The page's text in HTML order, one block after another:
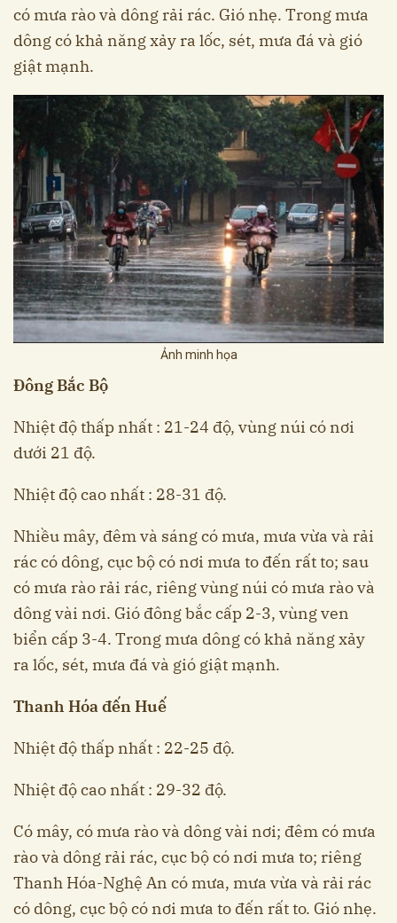
có mưa rào và dông rải rác. Gió nhẹ. Trong mưa
dông có khả năng xảy ra lốc, sét, mưa đá và gió
giật mạnh.
Ảnh minh họa
Đông Bắc Bộ
Nhiệt độ thấp nhất : 21-24 độ, vùng núi có nơi
dưới 21 độ.
Nhiệt độ cao nhất : 28-31 độ.
Nhiều mây, đêm và sáng có mưa, mưa vừa và rải
rác có dông, cục bộ có nơi mưa to đến rất to; sau
có mưa rào rải rác, riêng vùng núi có mưa rào và
dông vài nơi. Gió đông bắc cấp 2-3, vùng ven
biển cấp 3-4. Trong mưa dông có khả năng xảy
ra lốc, sét, mưa đá và gió giật mạnh.
Thanh Hóa đến Huế
Nhiệt độ thấp nhất : 22-25 độ.
Nhiệt độ cao nhất : 29-32 độ.
Có mây, có mưa rào và dông vài nơi; đêm có mưa
rào và dông rải rác, cục bộ có nơi mưa to; riêng
Thanh Hóa-Nghệ An có mưa, mưa vừa và rải rác
có dông, cục bộ có nơi mưa to đến rất to. Gió nhẹ.